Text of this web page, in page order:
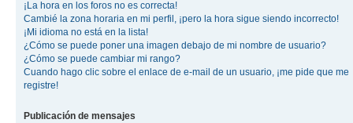
¡La hora en los foros no es correcta!
Cambié la zona horaria en mi perfil, ¡pero la hora sigue siendo incorrecto!
¡Mi idioma no está en la lista!
¿Cómo se puede poner una imagen debajo de mi nombre de usuario?
¿Cómo se puede cambiar mi rango?
Cuando hago clic sobre el enlace de e-mail de un usuario, ¡me pide que me
registre!
Publicación de mensajes